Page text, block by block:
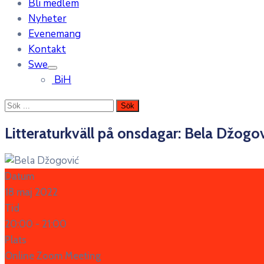
Bli medlem
Nyheter
Evenemang
Kontakt
Swe
BiH
Litteraturkväll på onsdagar: Bela
Datum
18 maj 2022
Tid
20:00 - 21:00
Plats
Online Zoom Meeting